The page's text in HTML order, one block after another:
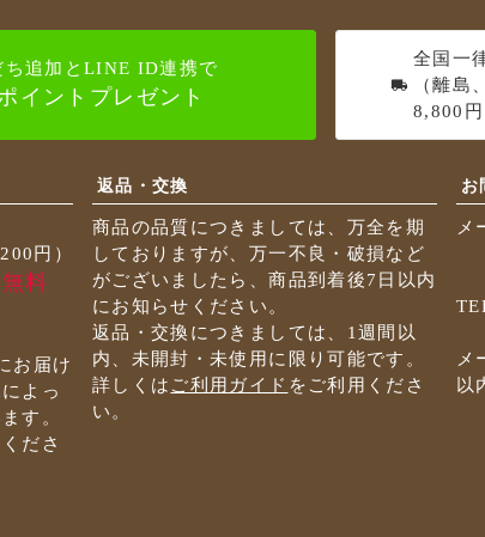
ち追加とLINE ID連携で
イントプレゼント
全国一
（離島
8,800
円）
料
お届け
よっ
す。
ださ
返品・交換
商品の品質につきましては、万全を期
しておりますが、万一不良・破損など
がございましたら、商品到着後7日以内
にお知らせください。
返品・交換につきましては、1週間以
内、未開封・未使用に限り可能です。
詳しくは ご利用ガイド をご利用くださ
い。
お
メ
メ
以